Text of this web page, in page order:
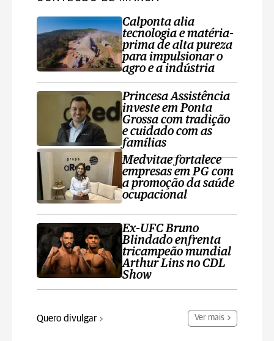
Calponta alia
tecnologia e matéria-
prima de alta pureza
para impulsionar o
agro e a indústria
Princesa Assistência
investe em Ponta
Grossa com tradição
e cuidado com as
famílias
Medvitae fortalece
empresas em PG com
a promoção da saúde
ocupacional
Ex-UFC Bruno
Blindado enfrenta
tricampeão mundial
Arthur Lins no CDL
Show
Quero divulgar Ver mais